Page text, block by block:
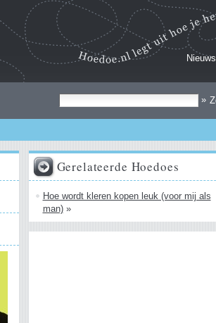
Nieuws
»
Gerelateerde Hoedoes
Hoe wordt kleren kopen leuk (voor mij als
man)»